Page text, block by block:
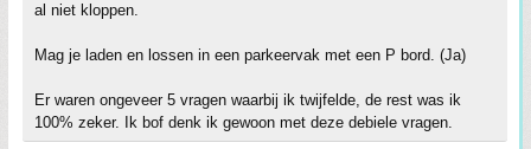
al niet kloppen.
Mag je laden en lossen in een parkeervak met een P bord. (Ja)
Er waren ongeveer 5 vragen waarbij ik twijfelde, de rest was ik
100% zeker. Ik bof denk ik gewoon met deze debiele vragen.